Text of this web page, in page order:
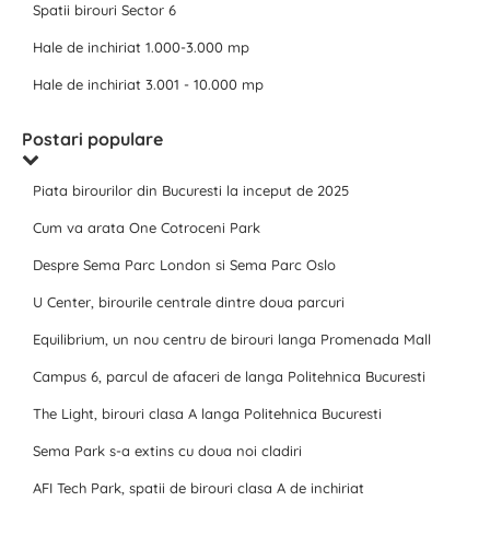
Spatii birouri Sector 6
Hale de inchiriat 1.000-3.000 mp
Hale de inchiriat 3.001 - 10.000 mp
Postari populare
Piata birourilor din Bucuresti la inceput de 2025
Cum va arata One Cotroceni Park
Despre Sema Parc London si Sema Parc Oslo
U Center, birourile centrale dintre doua parcuri
Equilibrium, un nou centru de birouri langa Promenada Mall
Campus 6, parcul de afaceri de langa Politehnica Bucuresti
The Light, birouri clasa A langa Politehnica Bucuresti
Sema Park s-a extins cu doua noi cladiri
AFI Tech Park, spatii de birouri clasa A de inchiriat